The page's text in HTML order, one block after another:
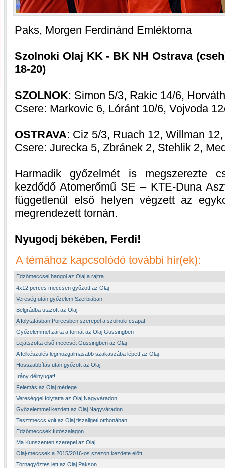
Paks, Morgen Ferdinánd Emléktorna
Szolnoki Olaj KK - BK NH Ostrava
18-20)
SZOLNOK: Simon 5/3, Rakic 14/6,
Csere: Markovic 6, Lóránt 10/6, Vojvoda
OSTRAVA: Ciz 5/3, Ruach 12, Willman
Csere: Jurecka 5, Zbránek 2, Stehlik 2,
Harmadik győzelmét is megszerezte
kezdődő Atomerőmű SE – KTE-Duna
függetlenül első helyen végzett az
megrendezett tornán.
Nyugodj békében, Ferdi!
A témához kapcsolódó további hír(ek):
Edzőmeccsel hangol az Olaj a rajtra
4x12 perces meccsen győzött az Olaj
Vereség után győzelem Szerbiában
Belgrádba utazott az Olaj
A folytatásban Porecsben szerepel a szolnoki csapat
Győzelemmel zárta a tornát az Olaj Güssingben
Lejátszotta első meccsét Güssingben az Olaj
A felkészülés legmozgalmasabb szakaszába lépett az Olaj
Hosszabbítás után győzött az Olaj
Irány délnyugat!
Felemás az Olaj mérlege
Vereséggel folytatta az Olaj Nagyváradon
Győzelemmel kezdett az Olaj Nagyváradon
Tesztmeccs volt az Olaj tiszaligeti otthonában
Edzőmeccsek futószalagon
Ma Kunszenten szerepel az Olaj
Olaj-meccsek a 2015/2016-os szezon kezdete előtt
Tornagyőztes lett az Olaj Pakson